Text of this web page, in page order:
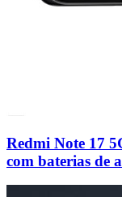
Redmi Note 17
com baterias de